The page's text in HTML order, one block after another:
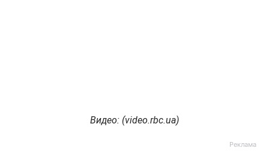
Видео: (video.rbc.ua)